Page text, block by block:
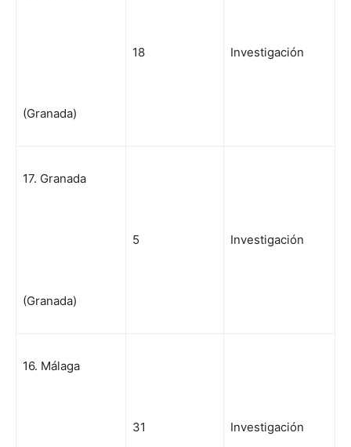
(Granada)
18 Investigación
17. Granada
(Granada)
5 Investigación
16. Málaga
31 Investigación